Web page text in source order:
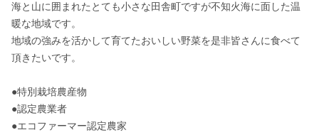
海と山に囲まれたとても小さな田舎町ですが不知火海に面した温
暖な地域です。
地域の強みを活かして育てたおいしい野菜を是非皆さんに食べて
頂きたいです。
●特別栽培農産物
●認定農業者
●エコファーマー認定農家